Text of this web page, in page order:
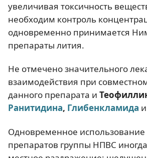
увеличивая токсичность
необходим контроль
одновременно принимается
препараты лития.
Не отмечено значительного
взаимодействия при
данного препарата и
Ранитидина, Глибенкламида и
Одновременное
препаратов группы НПВС